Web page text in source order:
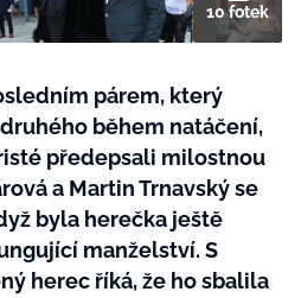
10 fotek
párem, který
během natáčení,
předepsali milostnou
a Martin Trnavský se
byla herečka ještě
manželství. S
herec říká, že ho sbalila